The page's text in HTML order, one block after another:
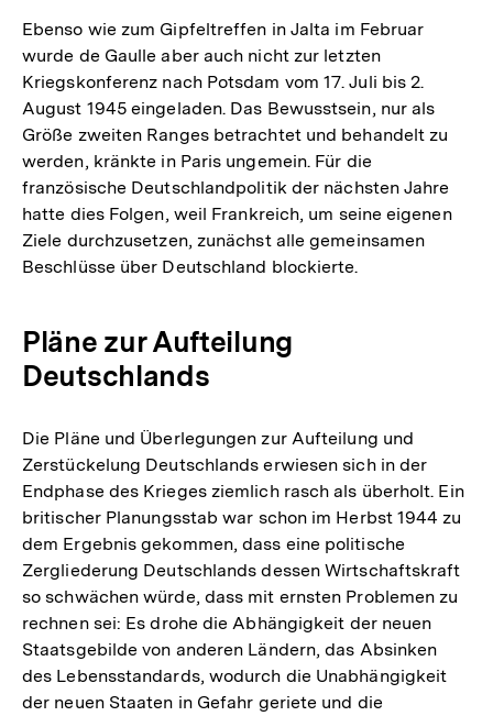
Ebenso wie zum Gipfeltreffen in Jalta im Februar
wurde de Gaulle aber auch nicht zur letzten
Kriegskonferenz nach Potsdam vom 17. Juli bis 2.
August 1945 eingeladen. Das Bewusstsein, nur als
Größe zweiten Ranges betrachtet und behandelt zu
werden, kränkte in Paris ungemein. Für die
französische Deutschlandpolitik der nächsten Jahre
hatte dies Folgen, weil Frankreich, um seine eigenen
Ziele durchzusetzen, zunächst alle gemeinsamen
Beschlüsse über Deutschland blockierte.
Pläne zur Aufteilung
Deutschlands
Die Pläne und Überlegungen zur Aufteilung und
Zerstückelung Deutschlands erwiesen sich in der
Endphase des Krieges ziemlich rasch als überholt. Ein
britischer Planungsstab war schon im Herbst 1944 zu
dem Ergebnis gekommen, dass eine politische
Zergliederung Deutschlands dessen Wirtschaftskraft
so schwächen würde, dass mit ernsten Problemen zu
rechnen sei: Es drohe die Abhängigkeit der neuen
Staatsgebilde von anderen Ländern, das Absinken
des Lebensstandards, wodurch die Unabhängigkeit
der neuen Staaten in Gefahr geriete und die